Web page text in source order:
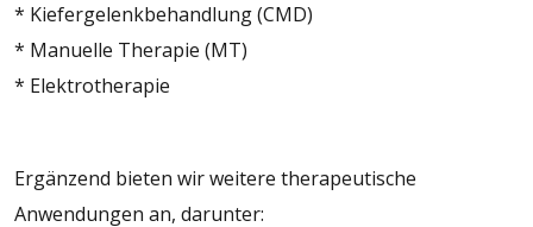
* Kiefergelenkbehandlung (CMD)
* Manuelle Therapie (MT)
* Elektrotherapie
Ergänzend bieten wir weitere therapeutische
Anwendungen an, darunter: